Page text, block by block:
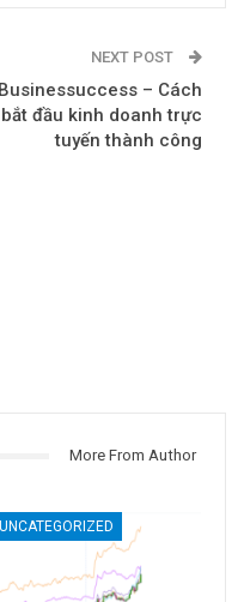
NEXT POST
Businessuccess – Cách
bắt đầu kinh doanh trực
tuyến thành công
More From Author
UNCATEGORIZED